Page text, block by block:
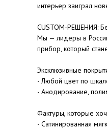
интерьер заиграл
CUSTOM-РЕШЕНИЯ:
Мы — лидеры в
прибор, который
Эксклюзивные
- Любой цвет по
- Анодирование,
Фактуры, которые
- Сатинированная